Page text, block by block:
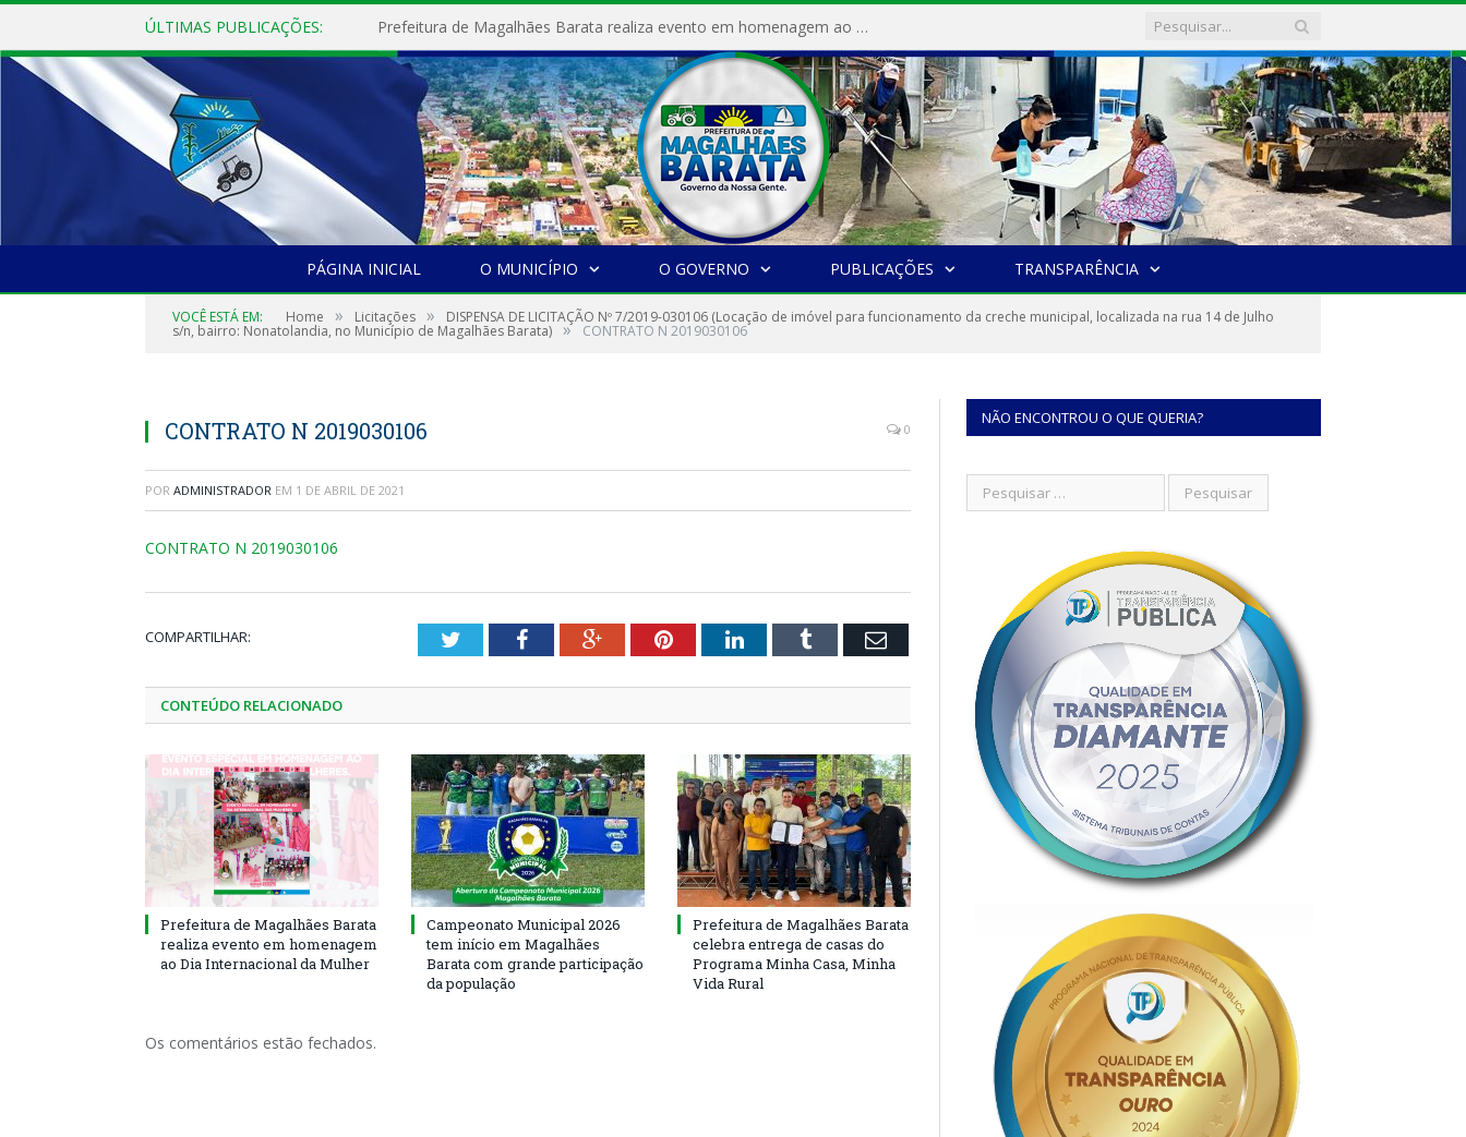
ÚLTIMAS PUBLICAÇÕES: Prefeitura de Magalhães Barata realiza evento em homenagem ao Dia Internacional da Mulher
PÁGINA INICIAL O MUNICÍPIO O GOVERNO PUBLICAÇÕES TRANSPARÊNCIA
VOCÊ ESTÁ EM: Home » Licitações » DISPENSA DE LICITAÇÃO Nº 7/2019-030106 (Locação de imóvel para funcionamento da creche municipal, localizada na rua 14 de Julho
s/n, bairro: Nonatolandia, no Município de Magalhães Barata) » CONTRATO N 2019030106
CONTRATO N 2019030106 0
POR ADMINISTRADOR EM 1 DE ABRIL DE 2021
CONTRATO N 2019030106
COMPARTILHAR: TwitterFacebookGoogle+PinterestLinkedInTumblr Email
CONTEÚDO RELACIONADO
Prefeitura de Magalhães Barata
realiza evento em homenagem
ao Dia Internacional da Mulher
Campeonato Municipal 2026
tem início em Magalhães
Barata com grande participação
da população
Prefeitura de Magalhães Barata
celebra entrega de casas do
Programa Minha Casa, Minha
Vida Rural
Os comentários estão fechados.
NÃO ENCONTROU O QUE QUERIA?